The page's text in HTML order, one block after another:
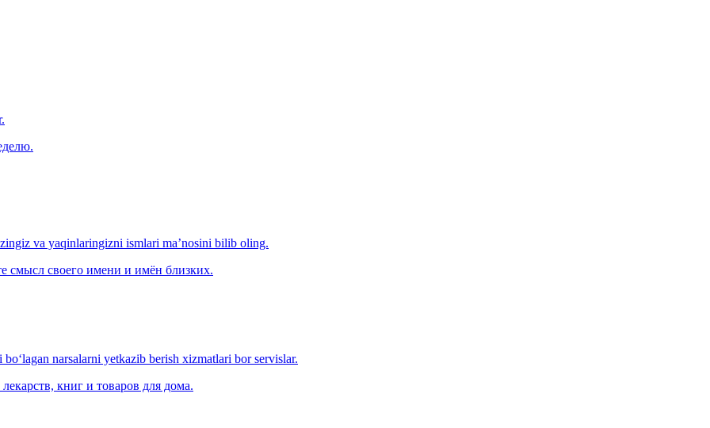
va yaqinlaringizni ismlari ma’nosini bilib oling.
смысл своего имени и имён близких.
narsalarni yetkazib berish xizmatlari bor servislar.
книг и товаров для дома.